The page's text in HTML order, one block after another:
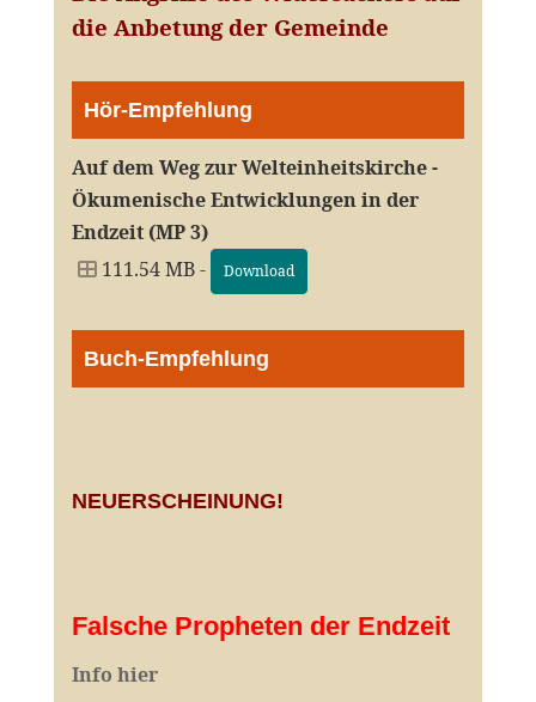
die Anbetung der Gemeinde
Hör-Empfehlung
Auf dem Weg zur Welteinheitskirche -
Ökumenische Entwicklungen in der
Endzeit (MP 3)
111.54 MB -
Download
Buch-Empfehlung
NEUERSCHEINUNG!
Falsche Propheten der Endzeit
Info hier